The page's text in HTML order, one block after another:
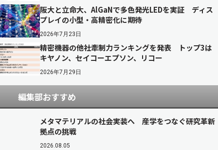
阪大と立命大、AlGaNで多色発光LEDを実証 ディス
プレイの小型・高精密化に期待
2026年7月23日
精密機器の他社牽制力ランキングを発表 トップ3は
キヤノン、セイコーエプソン、リコー
2026年7月29日
編集部おすすめ
メタマテリアルの社会実装へ 産学をつなぐ研究革新
拠点の挑戦
2026.08.05